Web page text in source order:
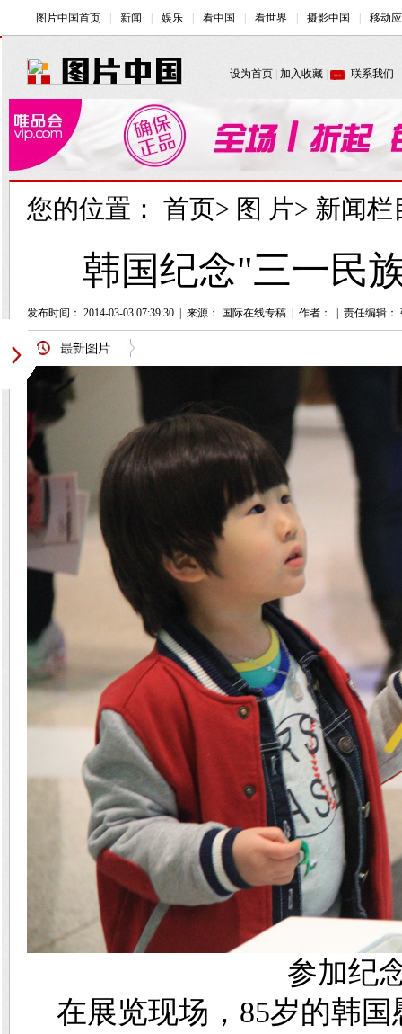
您的位置： 首页> 图 片> 新闻栏
韩国纪念"三一民
发布时间： 2014-03-03 07:39:30 来源： 国际在线专稿 作者： 责任编辑：
参加纪念
在展览现场，85岁的韩